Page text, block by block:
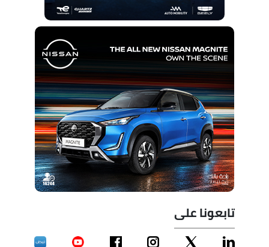
تابعونا على